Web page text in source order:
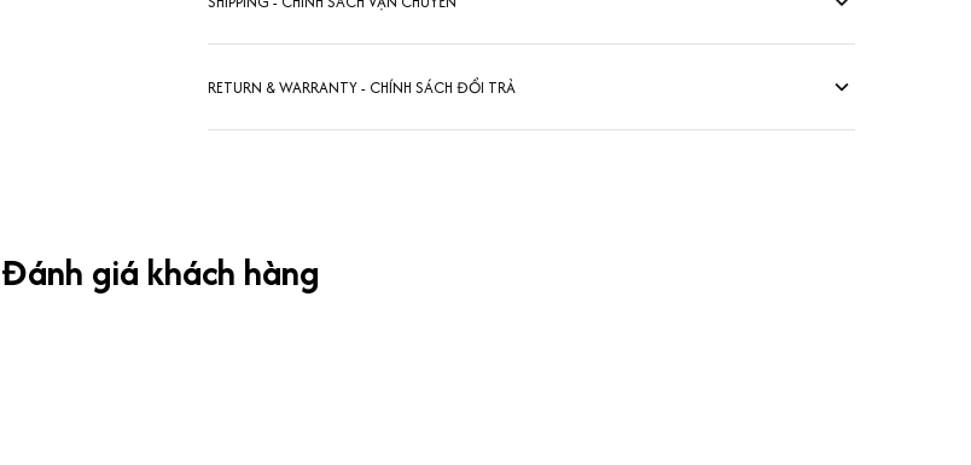
RETURN & WARRANTY - CHÍNH SÁCH ĐỔI TRẢ
Đánh giá khách hàng